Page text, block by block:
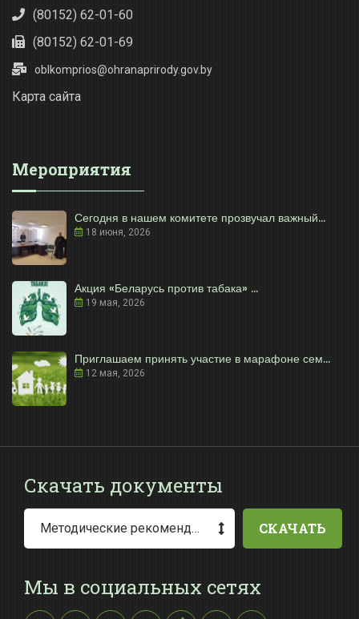
(80152) 62-01-60
(80152) 62-01-69
oblkomprios@ohranaprirody.gov.by
Карта сайта
Мероприятия
Сегодня в нашем комитете прозвучал важный...
18 июня, 2026
Акция «Беларусь против табака» ...
19 мая, 2026
Приглашаем принять участие в марафоне сем...
12 мая, 2026
Скачать документы
Методические рекомендации по заполнению заявления о выдаче разрешения на специальное водопользование СКАЧАТЬ
Мы в социальных сетях